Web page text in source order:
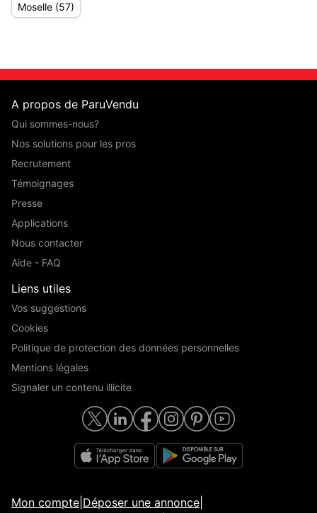
Moselle (57)
A propos de ParuVendu
Qui sommes-nous?
Nos solutions pour les pros
Recrutement
Témoignages
Presse
Applications
Nous contacter
Aide - FAQ
Liens utiles
Vos suggestions
Cookies
Politique de protection des données personnelles
Mentions légales
Signaler un contenu illicite
Mon compte Déposer une annonce